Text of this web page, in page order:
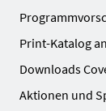
Print-Katalog
Downloads
Aktionen und